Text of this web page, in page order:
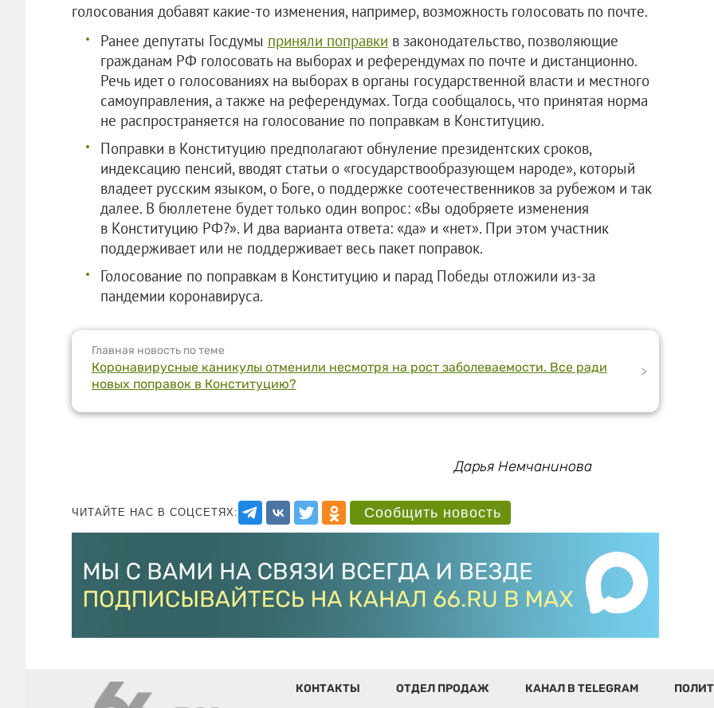
голосования добавят какие-то изменения, например, возможность голосовать по почте.
Ранее депутаты Госдумы приняли поправки в законодательство, позволяющие
гражданам РФ голосовать на выборах и референдумах по почте и дистанционно.
Речь идет о голосованиях на выборах в органы государственной власти и местного
самоуправления, а также на референдумах. Тогда сообщалось, что принятая норма
не распространяется на голосование по поправкам в Конституцию.
Поправки в Конституцию предполагают обнуление президентских сроков,
индексацию пенсий, вводят статьи о «государствообразующем народе», который
владеет русским языком, о Боге, о поддержке соотечественников за рубежом и так
далее. В бюллетене будет только один вопрос: «Вы одобряете изменения
в Конституцию РФ?». И два варианта ответа: «да» и «нет». При этом участник
поддерживает или не поддерживает весь пакет поправок.
Голосование по поправкам в Конституцию и парад Победы отложили из-за
пандемии коронавируса.
Главная новость по теме
Коронавирусные каникулы отменили несмотря на рост заболеваемости. Все ради
новых поправок в Конституцию?
>
Дарья Немчанинова
ЧИТАЙТЕ НАС В СОЦСЕТЯХ: Сообщить новость
КОНТАКТЫ ОТДЕЛ ПРОДАЖ КАНАЛ В TELEGRAM